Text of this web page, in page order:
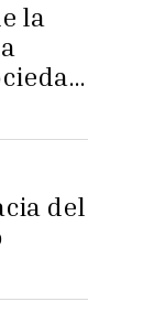
la
del